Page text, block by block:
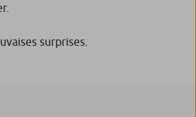
surprises.